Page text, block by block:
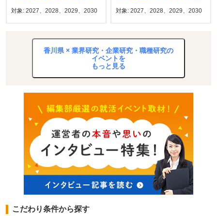
対象: 2027、2028、2029、2030 対象: 2027、2028、2029、2030
香川県 × 業界研究・企業研究・職種研究の
イベントを
もっと見る
こだわり条件から探す